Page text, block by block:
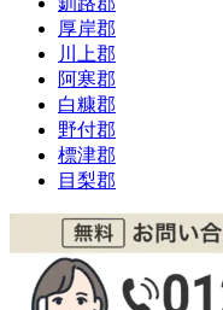
厚岸郡
川上郡
阿寒郡
白糠郡
野付郡
標津郡
目梨郡